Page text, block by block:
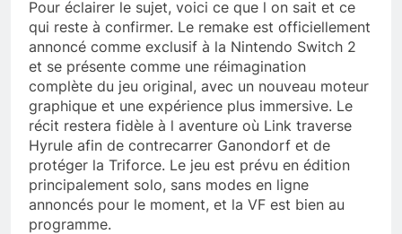
Pour éclairer le sujet, voici ce que l on sait et ce
qui reste à confirmer. Le remake est officiellement
annoncé comme exclusif à la Nintendo Switch 2
et se présente comme une réimagination
complète du jeu original, avec un nouveau moteur
graphique et une expérience plus immersive. Le
récit restera fidèle à l aventure où Link traverse
Hyrule afin de contrecarrer Ganondorf et de
protéger la Triforce. Le jeu est prévu en édition
principalement solo, sans modes en ligne
annoncés pour le moment, et la VF est bien au
programme.